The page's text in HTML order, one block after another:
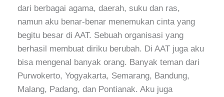
dari berbagai agama, daerah, suku dan ras,
namun aku benar-benar menemukan cinta yang
begitu besar di AAT. Sebuah organisasi yang
berhasil membuat diriku berubah. Di AAT juga aku
bisa mengenal banyak orang. Banyak teman dari
Purwokerto, Yogyakarta, Semarang, Bandung,
Malang, Padang, dan Pontianak. Aku juga